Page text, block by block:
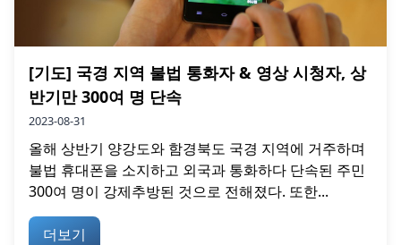
[기도] 국경 지역 불법 통화자 & 영상 시청자, 상
반기만 300여 명 단속
2023-08-31
올해 상반기 양강도와 함경북도 국경 지역에 거주하며
불법 휴대폰을 소지하고 외국과 통화하다 단속된 주민
300여 명이 강제추방된 것으로 전해졌다. 또한...
더보기